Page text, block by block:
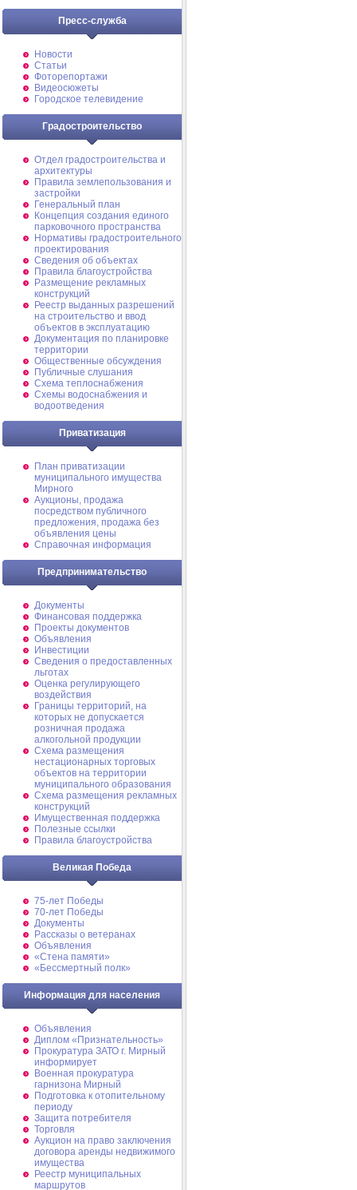
Пресс-служба
Новости
Статьи
Фоторепортажи
Видеосюжеты
Городское телевидение
Градостроительство
Отдел градостроительства и
архитектуры
Правила землепользования и
застройки
Генеральный план
Концепция создания единого
парковочного пространства
Нормативы градостроительного
проектирования
Сведения об объектах
Правила благоустройства
Размещение рекламных
конструкций
Реестр выданных разрешений
на строительство и ввод
объектов в эксплуатацию
Документация по планировке
территории
Общественные обсуждения
Публичные слушания
Схема теплоснабжения
Схемы водоснабжения и
водоотведения
Приватизация
План приватизации
муниципального имущества
Мирного
Аукционы, продажа
посредством публичного
предложения, продажа без
объявления цены
Справочная информация
Предпринимательство
Документы
Финансовая поддержка
Проекты документов
Объявления
Инвестиции
Сведения о предоставленных
льготах
Оценка регулирующего
воздействия
Границы территорий, на
которых не допускается
розничная продажа
алкогольной продукции
Схема размещения
нестационарных торговых
объектов на территории
муниципального образования
Схема размещения рекламных
конструкций
Имущественная поддержка
Полезные ссылки
Правила благоустройства
Великая Победа
75-лет Победы
70-лет Победы
Документы
Рассказы о ветеранах
Объявления
«Стена памяти»
«Бессмертный полк»
Информация для населения
Объявления
Диплом «Признательность»
Прокуратура ЗАТО г. Мирный
информирует
Военная прокуратура
гарнизона Мирный
Подготовка к отопительному
периоду
Защита потребителя
Торговля
Аукцион на право заключения
договора аренды недвижимого
имущества
Реестр муниципальных
маршрутов